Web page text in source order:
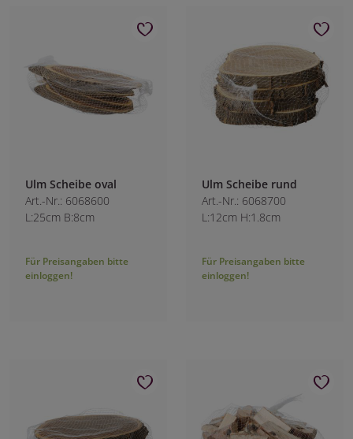
Ulm Scheibe oval
Art.-Nr.: 6068600
L:25cm B:8cm
Für Preisangaben bitte
einloggen!
Ulm Scheibe rund
Art.-Nr.: 6068700
L:12cm H:1.8cm
Für Preisangaben bitte
einloggen!